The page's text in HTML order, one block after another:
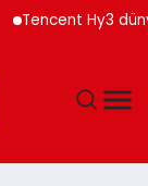
Tencent Hy3 dünya